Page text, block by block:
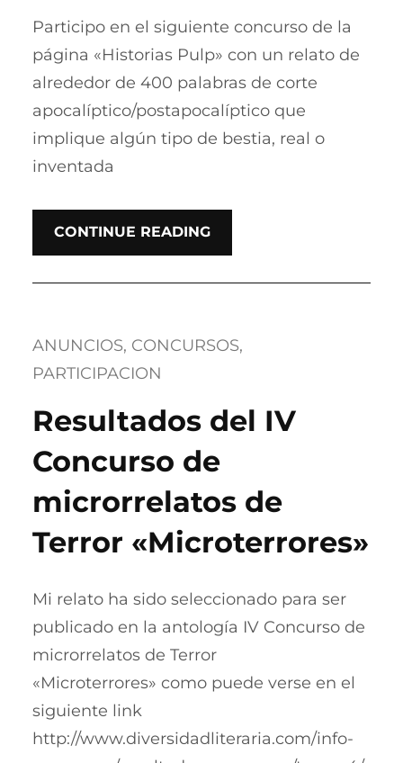
Participo en el siguiente concurso de la
página «Historias Pulp» con un relato de
alrededor de 400 palabras de corte
apocalíptico/postapocalíptico que
implique algún tipo de bestia, real o
inventada
CONTINUE READING
ANUNCIOS, CONCURSOS
PARTICIPACION
Resultados del IV
Concurso de
microrrelatos de
Terror «Microterrores»
Mi relato ha sido seleccionado para ser
publicado en la antología IV Concurso de
microrrelatos de Terror
«Microterrores» como puede verse en el
siguiente link
http://www.diversidadliteraria.com/info-